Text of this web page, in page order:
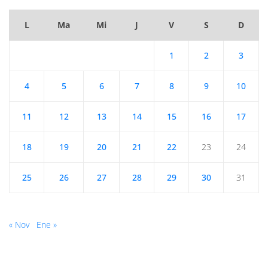
L Ma Mi J V S D
1 2 3
4 5 6 7 8 9 10
11 12 13 14 15 16 17
18 19 20 21 22 23 24
25 26 27 28 29 30 31
« Nov Ene »